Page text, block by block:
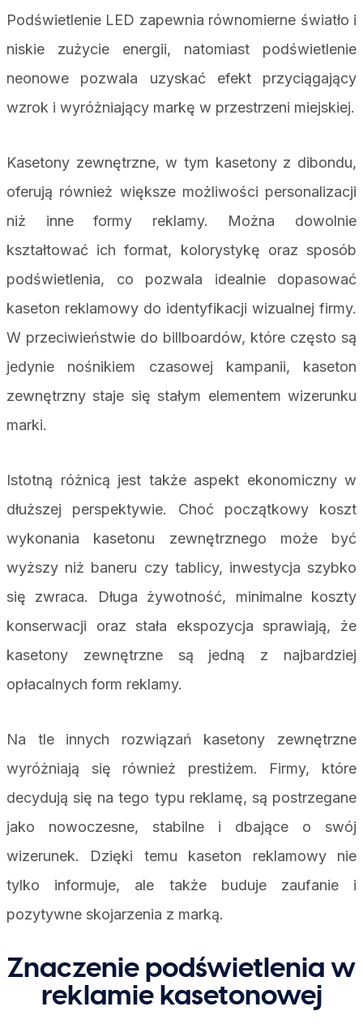
Podświetlenie LED zapewnia równomierne światło i
niskie zużycie energii, natomiast podświetlenie
neonowe pozwala uzyskać efekt przyciągający
wzrok i wyróżniający markę w przestrzeni miejskiej.
Kasetony zewnętrzne, w tym kasetony z dibondu,
oferują również większe możliwości personalizacji
niż inne formy reklamy. Można dowolnie
kształtować ich format, kolorystykę oraz sposób
podświetlenia, co pozwala idealnie dopasować
kaseton reklamowy do identyfikacji wizualnej firmy.
W przeciwieństwie do billboardów, które często są
jedynie nośnikiem czasowej kampanii, kaseton
zewnętrzny staje się stałym elementem wizerunku
marki.
Istotną różnicą jest także aspekt ekonomiczny w
dłuższej perspektywie. Choć początkowy koszt
wykonania kasetonu zewnętrznego może być
wyższy niż baneru czy tablicy, inwestycja szybko
się zwraca. Długa żywotność, minimalne koszty
konserwacji oraz stała ekspozycja sprawiają, że
kasetony zewnętrzne są jedną z najbardziej
opłacalnych form reklamy.
Na tle innych rozwiązań kasetony zewnętrzne
wyróżniają się również prestiżem. Firmy, które
decydują się na tego typu reklamę, są postrzegane
jako nowoczesne, stabilne i dbające o swój
wizerunek. Dzięki temu kaseton reklamowy nie
tylko informuje, ale także buduje zaufanie i
pozytywne skojarzenia z marką.
Znaczenie podświetlenia w
reklamie kasetonowej